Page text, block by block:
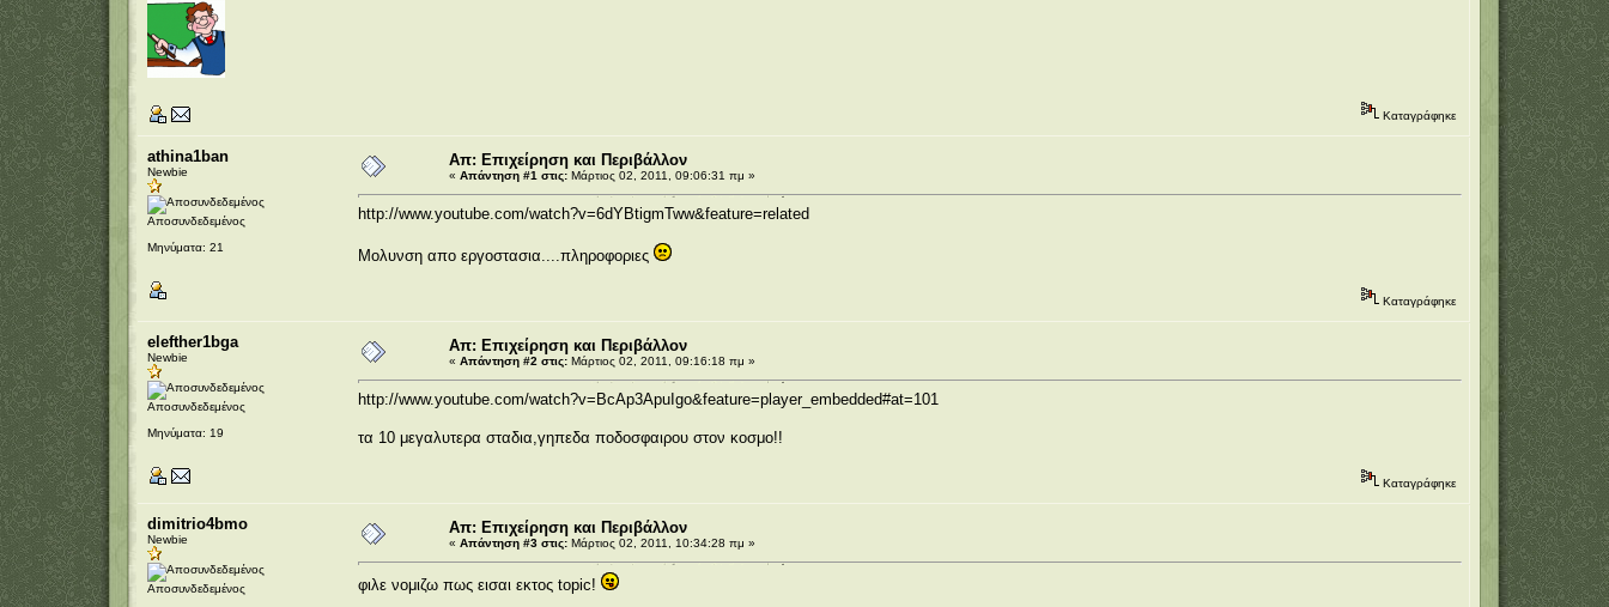
Καταγράφηκε
athina1ban
Newbie
Αποσυνδεδεμένος
Μηνύματα: 21
Απ: Επιχείρηση και Περιβάλλον
« Απάντηση #1 στις:Μάρτιος 02, 2011, 09:06:31 πμ »
http://www.youtube.com/watch?v=6dYBtigmTww&feature=related
Μολυνση απο εργοστασια....πληροφοριες
Καταγράφηκε
elefther1bga
Newbie
Αποσυνδεδεμένος
Μηνύματα: 19
Απ: Επιχείρηση και Περιβάλλον
« Απάντηση #2 στις:Μάρτιος 02, 2011, 09:16:18 πμ »
http://www.youtube.com/watch?v=BcAp3ApuIgo&feature=player_embedded#at=101
τα 10 μεγαλυτερα σταδια,γηπεδα ποδοσφαιρου στον κοσμο!!
Καταγράφηκε
dimitrio4bmo
Newbie
Αποσυνδεδεμένος
Απ: Επιχείρηση και Περιβάλλον
« Απάντηση #3 στις:Μάρτιος 02, 2011, 10:34:28 πμ »
φιλε νομιζω πως εισαι εκτος topic!